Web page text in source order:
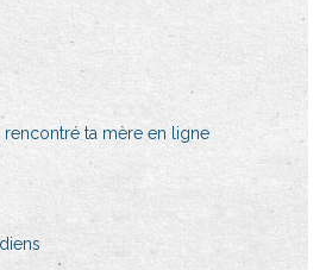
ta mère en ligne